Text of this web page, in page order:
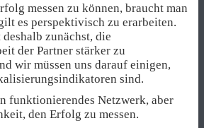
messen zu können, braucht man
es perspektivisch zu erarbeiten.
zunächst, die
der Partner stärker zu
wir müssen uns darauf einigen,
sind.
funktionierendes Netzwerk, aber
den Erfolg zu messen.